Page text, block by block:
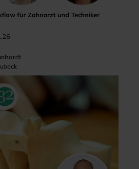
für Zahnarzt und Techniker